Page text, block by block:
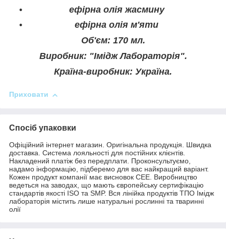
ефірна олія жасмину
ефірна олія м'яти
Об'єм: 170 мл.
Виробник: "Імідж Лабораторія".
Країна-виробник: Україна.
Приховати
Спосіб упаковки
Офіційний інтернет магазин. Оригінальна продукція. Швидка
доставка. Система лояльності для постійних клієнтів.
Накладений платіж без передплати. Проконсультуємо,
надамо інформацію, підберемо для вас найкращий варіант.
Кожен продукт компанії має висновок СЕЕ. Виробництво
ведеться на заводах, що мають європейську сертифікацію
стандартів якості ISO та SMP. Вся лінійка продуктів ТПО Імідж
лабораторія містить лише натуральні рослинні та тваринні
олії